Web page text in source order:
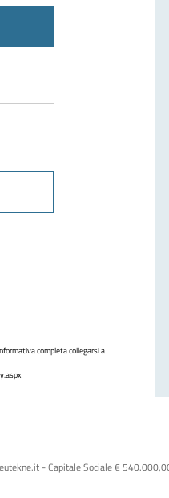
completa collegarsi a
- Capitale Sociale €